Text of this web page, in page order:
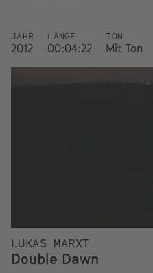
JAHR
2012
LÄNGE
00:04:22
TON
Mit Ton
LUKAS MARXT
Double Dawn